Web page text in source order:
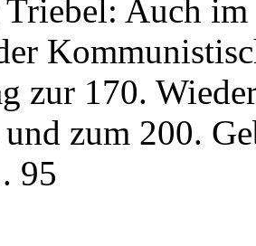
Auch im
zur 170.
zum 200.
95